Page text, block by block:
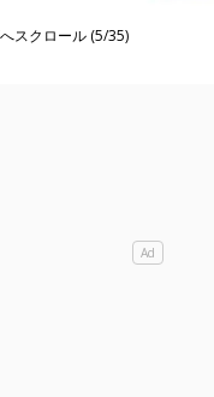
スクロール (5/35)